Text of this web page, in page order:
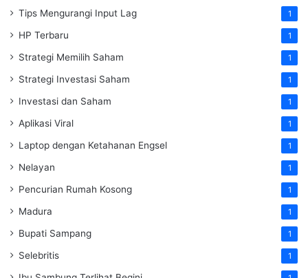
Tips Mengurangi Input Lag 1
HP Terbaru 1
Strategi Memilih Saham 1
Strategi Investasi Saham 1
Investasi dan Saham 1
Aplikasi Viral 1
Laptop dengan Ketahanan Engsel 1
Nelayan 1
Pencurian Rumah Kosong 1
Madura 1
Bupati Sampang 1
Selebritis 1